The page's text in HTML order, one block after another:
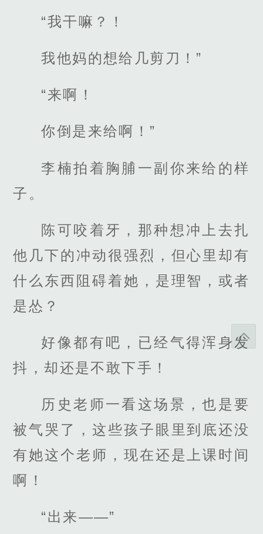
“我干嘛？！
我他妈的想给几剪刀！”
“来啊！
你倒是来给啊！”
李楠拍着胸脯一副你来给的样
子。
陈可咬着牙，那种想冲上去扎
他几下的冲动很强烈，但心里却有
什么东西阻碍着她，是理智，或者
是怂？
好像都有吧，已经气得浑身发
抖，却还是不敢下手！
历史老师一看这场景，也是要
被气哭了，这些孩子眼里到底还没
有她这个老师，现在还是上课时间
啊！
“出来——”